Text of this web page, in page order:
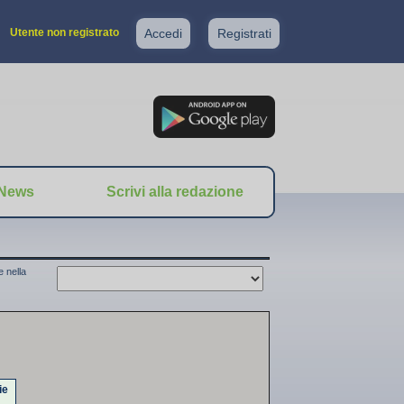
Scrivi alla redazione
nella
Utente non registrato Accedi Registrati